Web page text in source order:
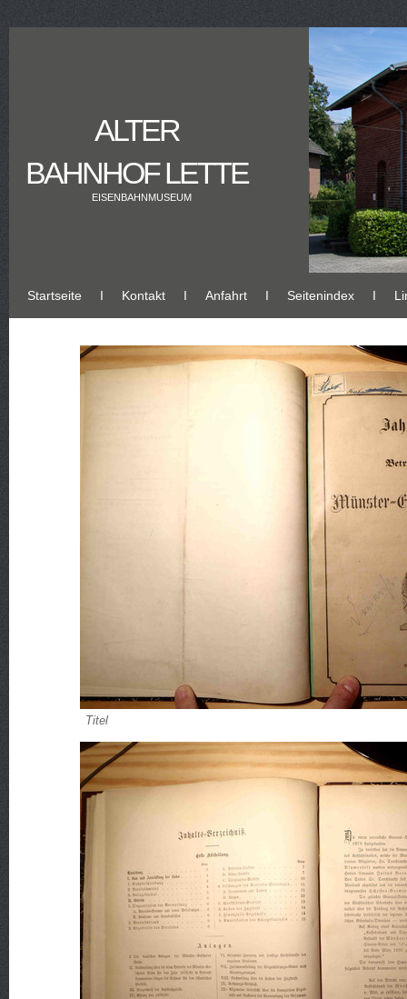
ALTER
BAHNHOF LETTE
EISENBAHNMUSEUM
Startseite Ι Kontakt Ι Anfahrt Ι Seitenindex Ι
Titel